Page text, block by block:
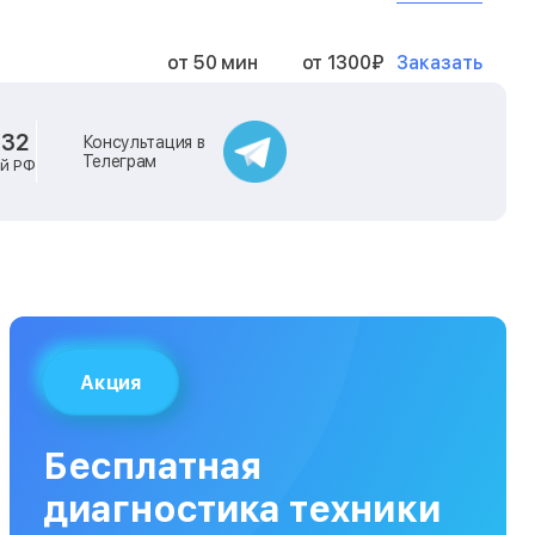
от 50 мин от 1300₽ Заказать
от 40 мин
от 40 мин
от 120 мин
РФ
Консультация в
Телеграм
Акция
Бесплатная
диагностика техники